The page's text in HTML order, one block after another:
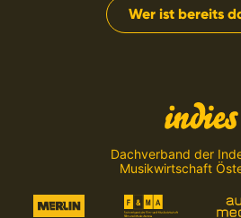
Wer ist bereits
Dachverband der
Musikwirtschaft